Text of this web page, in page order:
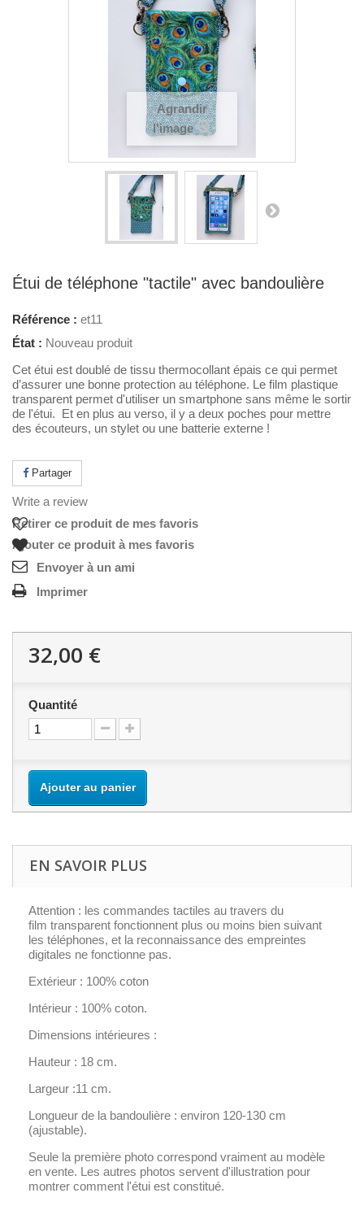
Agrandir
l'image
Étui de téléphone "tactile" avec bandoulière
Référence : et11
État : Nouveau produit
Cet étui est doublé de tissu thermocollant épais ce qui permet
d’assurer une bonne protection au téléphone. Le film plastique
transparent permet d'utiliser un smartphone sans même le sortir
de l'étui. Et en plus au verso, il y a deux poches pour mettre
des écouteurs, un stylet ou une batterie externe !
Partager
Write a review
Retirer ce produit de mes favoris
Ajouter ce produit à mes favoris
Envoyer à un ami
Imprimer
32,00 €
Quantité
Ajouter au panier
EN SAVOIR PLUS
Attention : les commandes tactiles au travers du
film transparent fonctionnent plus ou moins bien suivant
les téléphones, et la reconnaissance des empreintes
digitales ne fonctionne pas.
Extérieur : 100% coton
Intérieur : 100% coton.
Dimensions intérieures :
Hauteur : 18 cm.
Largeur :11 cm.
Longueur de la bandoulière : environ 120-130 cm
(ajustable).
Seule la première photo correspond vraiment au modèle
en vente. Les autres photos servent d'illustration pour
montrer comment l'étui est constitué.